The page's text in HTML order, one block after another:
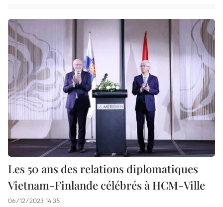
Les 50 ans des relations diplomatiques
Vietnam-Finlande célébrés à HCM-Ville
06/12/2023 14:35